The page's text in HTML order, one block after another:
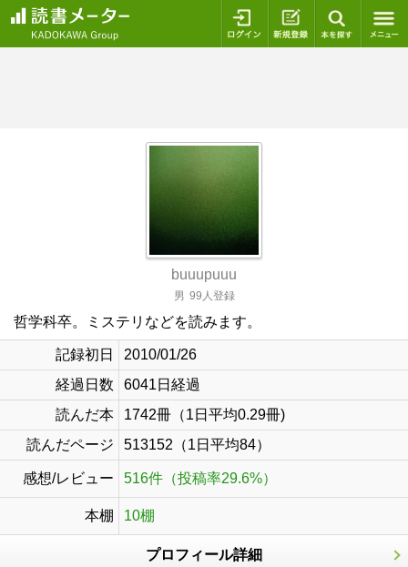
ログイン 新規登録
buuupuuu
男 99人登録
哲学科卒。ミステリなどを読みます。
記録初日
2010/01/26
経過日数
6041日経過
読んだ本
1742冊（1日平均0.29冊)
読んだページ
513152（1日平均84）
感想/レビュー 516件（投稿率29.6%）
本棚 10棚
プロフィール詳細